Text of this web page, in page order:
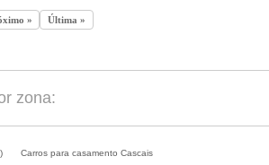
» Última »
zona:
Carros para casamento Cascais